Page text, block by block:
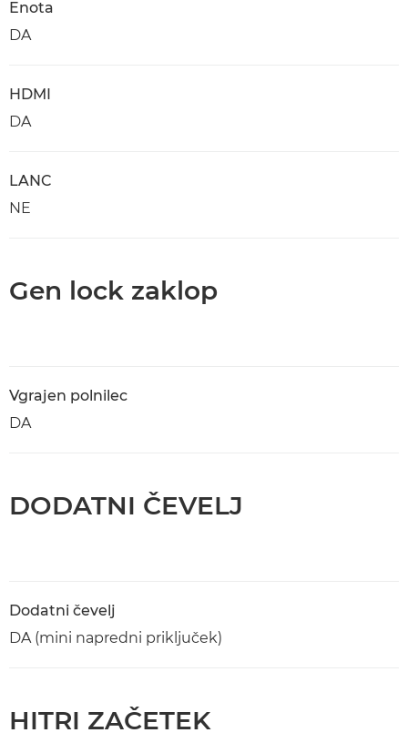
Enota
DA
HDMI
DA
LANC
NE
Gen lock zaklop
Vgrajen polnilec
DA
DODATNI ČEVELJ
Dodatni čevelj
DA (mini napredni priključek)
HITRI ZAČETEK